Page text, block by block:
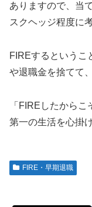
ありますので、当
スクヘッジ程度に
FIREするというこ
や退職金を捨てて
「FIREしたから
第一の生活を心掛
FIRE・早期退職